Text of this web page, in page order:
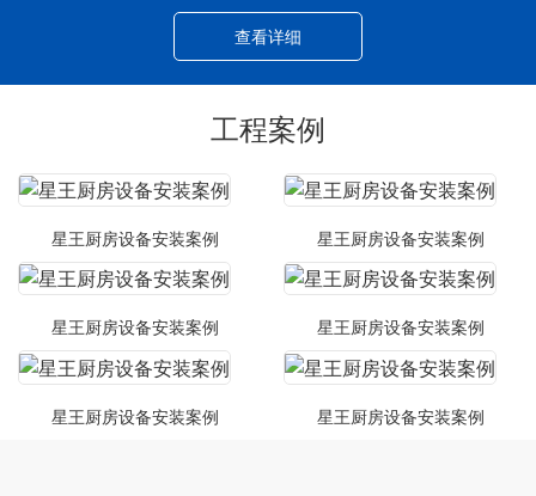
查看详细
工程案例
星王厨房设备安装案例 星王厨房设备安装案例
星王厨房设备安装案例 星王厨房设备安装案例
星王厨房设备安装案例 星王厨房设备安装案例